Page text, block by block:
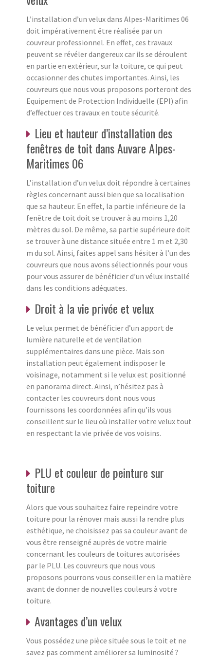
L’installation d’un velux dans Alpes-Maritimes 06
doit impérativement être réalisée par un
couvreur professionnel. En effet, ces travaux
peuvent se révéler dangereux car ils se déroulent
en partie en extérieur, sur la toiture, ce qui peut
occasionner des chutes importantes. Ainsi, les
couvreurs que nous vous proposons porteront des
Equipement de Protection Individuelle (EPI) afin
d’effectuer ces travaux en toute sécurité.
Lieu et hauteur d’installation des
fenêtres de toit dans Auvare Alpes-
Maritimes 06
L’installation d’un velux doit répondre à certaines
règles concernant aussi bien que sa localisation
que sa hauteur. En effet, la partie inférieure de la
fenêtre de toit doit se trouver à au moins 1,20
mètres du sol. De même, sa partie supérieure doit
se trouver à une distance située entre 1 m et 2,30
m du sol. Ainsi, faites appel sans hésiter à l’un des
couvreurs que nous avons sélectionnés pour vous
pour vous assurer de bénéficier d’un vélux installé
dans les conditions adéquates.
Droit à la vie privée et velux
Le velux permet de bénéficier d’un apport de
lumière naturelle et de ventilation
supplémentaires dans une pièce. Mais son
installation peut également indisposer le
voisinage, notamment si le velux est positionné
en panorama direct. Ainsi, n’hésitez pas à
contacter les couvreurs dont nous vous
fournissons les coordonnées afin qu’ils vous
conseillent sur le lieu où installer votre velux tout
en respectant la vie privée de vos voisins.
PLU et couleur de peinture sur
toiture
Alors que vous souhaitez faire repeindre votre
toiture pour la rénover mais aussi la rendre plus
esthétique, ne choisissez pas sa couleur avant de
vous être renseigné auprès de votre mairie
concernant les couleurs de toitures autorisées
par le PLU. Les couvreurs que nous vous
proposons pourrons vous conseiller en la matière
avant de donner de nouvelles couleurs à votre
toiture.
Avantages d’un velux
Vous possédez une pièce située sous le toit et ne
savez pas comment améliorer sa luminosité ?